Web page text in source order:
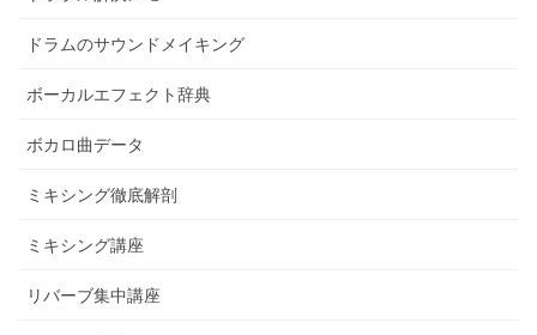
ドラムのサウンドメイキング
ボーカルエフェクト辞典
ボカロ曲データ
ミキシング徹底解剖
ミキシング講座
リバーブ集中講座